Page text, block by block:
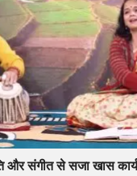
और संगीत से सजा खास